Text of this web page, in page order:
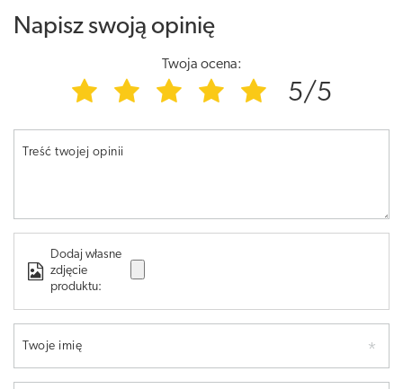
Napisz swoją opinię
Twoja ocena:
5/5
Treść twojej opinii
Dodaj własne
zdjęcie
produktu:
Twoje imię